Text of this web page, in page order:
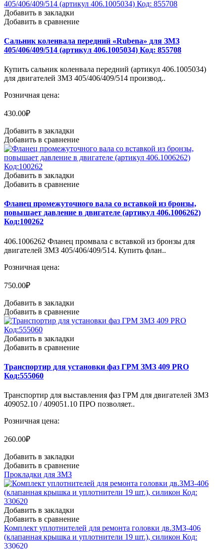
Добавить в закладки
Добавить в сравнение
Сальник коленвала передний «Rubena» для ЗМЗ
405/406/409/514 (артикул 406.1005034) Код: 855708
Купить сальник коленвала передний (артикул 406.1005034)
для двигателей ЗМЗ 405/406/409/514 производ..
Розничная цена:
430.00₽
Добавить в закладки
Добавить в сравнение
Добавить в закладки
Добавить в сравнение
Фланец промежуточного вала со вставкой из бронзы,
повышает давление в двигателе (артикул 406.1006262)
Код:100262
406.1006262 Фланец промвала с вставкой из бронзы для
двигателей ЗМЗ 405/406/409/514. Купить флан..
Розничная цена:
750.00₽
Добавить в закладки
Добавить в сравнение
Добавить в закладки
Добавить в сравнение
Транспортир для установки фаз ГРМ ЗМЗ 409 PRO
Код:555060
Транспортир для выставления фаз ГРМ для двигателей ЗМЗ
409052.10 / 409051.10 ПРО позволяет..
Розничная цена:
260.00₽
Добавить в закладки
Добавить в сравнение
Прокладки для ЗМЗ
Добавить в закладки
Добавить в сравнение
Комплект уплотнителей для ремонта головки дв.ЗМЗ-406
(клапанная крышка и уплотнители 19 шт.), силикон Код:
330620